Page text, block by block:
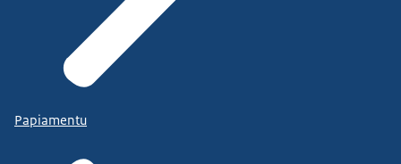
Papiamentu